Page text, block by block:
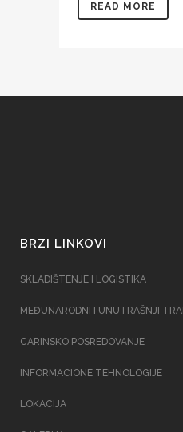
READ MORE
BRZI LINKOVI
SKLADIŠTENJE I LOGISTIKA
MEĐUNARODNI I UNUTRAŠNJI
CARINSKO POSREDOVANJE
INFORMACIONE TEHNOLOGIJE
LOKACIJA